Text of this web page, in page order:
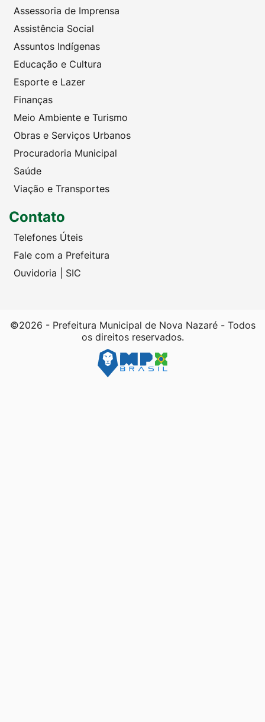
Assessoria de Imprensa
Assistência Social
Assuntos Indígenas
Educação e Cultura
Esporte e Lazer
Finanças
Meio Ambiente e Turismo
Obras e Serviços Urbanos
Procuradoria Municipal
Saúde
Viação e Transportes
Contato
Telefones Úteis
Fale com a Prefeitura
Ouvidoria | SIC
©2026 - Prefeitura Municipal de Nova Nazaré - Todos
os direitos reservados.